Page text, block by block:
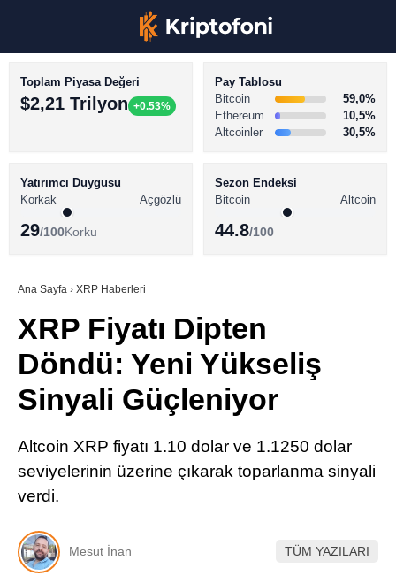
TikTok
LinkedIn
BİTCOİN HABERLERİ
ALTCOİN HABERLERİ
SÖZLÜK
Toplam Piyasa Değeri
$2,21 Trilyon +0.53%
Pay Tablosu
Bitcoin
59,0%
Ethereum
10,5%
Altcoinler
30,5%
Yatırımcı Duygusu
Korkak
Açgözlü
29/100Korku
Sezon Endeksi
Bitcoin
Altcoin
44.8/100
Ana Sayfa › XRP Haberleri
XRP Fiyatı Dipten
Döndü: Yeni Yükseliş
Sinyali Güçleniyor
Altcoin XRP fiyatı 1.10 dolar ve 1.1250 dolar
seviyelerinin üzerine çıkarak toparlanma sinyali
verdi.
Mesut İnan TÜM YAZILARI